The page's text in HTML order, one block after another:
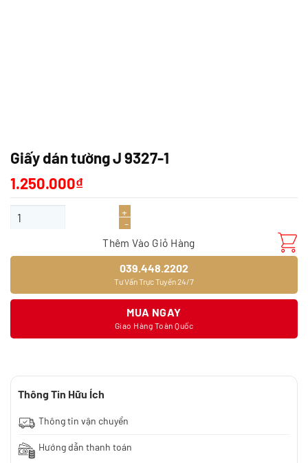
Giấy dán tường J 9327-1
1.250.000₫
Giấy dán tường J 9327-1 số lượng
Thêm Vào Giỏ Hàng
039.448.2202
Tư Vấn Trực Tuyến 24/7
MUA NGAY
Giao Hàng Toàn Quốc
Thông Tin Hữu Ích
Thông tin vận chuyển
Hướng dẫn thanh toán